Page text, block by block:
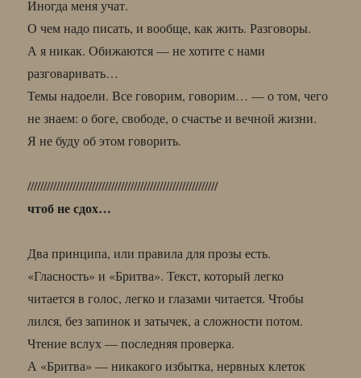
Иногда меня учат.
О чем надо писать, и вообще, как жить. Разговоры.
А я никак. Обижаются — не хотите с нами
разговаривать…
Темы надоели. Все говорим, говорим… — о том, чего
не знаем: о боге, свободе, о счастье и вечной жизни.
Я не буду об этом говорить.
///////////////////////////////////////////////////////////
чтоб не сдох…
Два принципа, или правила для прозы есть.
«Гласность» и «Бритва». Текст, который легко
читается в голос, легко и глазами читается. Чтобы
лился, без запинок и затычек, а сложности потом.
Чтение вслух — последняя проверка.
А «Бритва» — никакого избытка, нервных клеток